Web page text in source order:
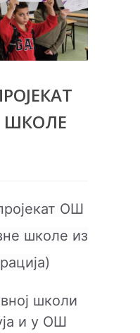
ШКОЛЕ
ОШ
школе из
школи
и у ОШ